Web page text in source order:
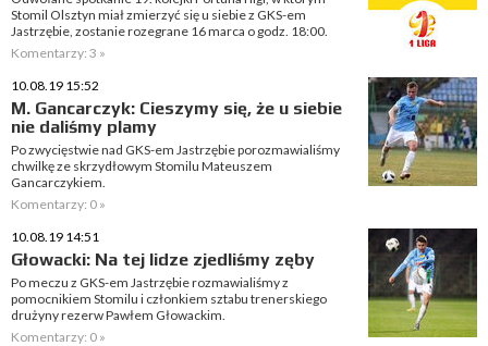
Stomil Olsztyn miał zmierzyć się u siebie z GKS-em
Jastrzębie, zostanie rozegrane 16 marca o godz. 18:00.
Komentarzy: 3 »
10.08.19 15:52
M. Gancarczyk: Cieszymy się, że u siebie
nie daliśmy plamy
Po zwycięstwie nad GKS-em Jastrzębie porozmawialiśmy
chwilkę ze skrzydłowym Stomilu Mateuszem
Gancarczykiem.
Komentarzy: 0 »
10.08.19 14:51
Głowacki: Na tej lidze zjedliśmy zęby
Po meczu z GKS-em Jastrzębie rozmawialiśmy z
pomocnikiem Stomilu i członkiem sztabu trenerskiego
drużyny rezerw Pawłem Głowackim.
Komentarzy: 0 »